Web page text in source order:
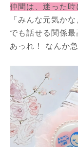
仲間は、迷った
「みんな元気か
でも話せる関係最
あっれ！ なんか